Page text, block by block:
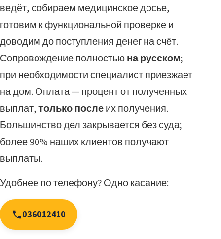
ведёт, собираем медицинское досье,
готовим к функциональной проверке и
доводим до поступления денег на счёт.
Сопровождение полностьюна русском;
при необходимости специалист приезжает
на дом. Оплата — процент от полученных
выплат,только послеих получения.
Большинство дел закрывается без суда;
более 90% наших клиентов получают
выплаты.
Удобнее по телефону? Одно касание:
036012410